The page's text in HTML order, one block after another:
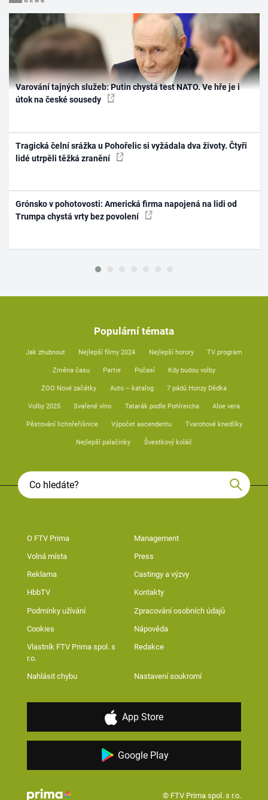
Varování tajných služeb: Putin chystá test NATO. Ve hře je i
útok na české sousedy
Tragická čelní srážka u Pohořelic si vyžádala dva životy. Čtyři
lidé utrpěli těžká zranění
Grónsko v pohotovosti: Americká firma napojená na lidi od
Trumpa chystá vrty bez povolení
Populární témata
Jak zhubnout Nejlepší filmy 2024 Nejlepší horory TV program
Změna času Partie Počasí Kdy budou volby
ZOO Nové začátky Auto – katalog 7 pádů Honzy Dědka
Volby 2025 Svařené víno Tatarák podle Pohlreicha Aloe vera
Pěstování lichořeřišnice Výpočet ascendentu Tvarohové knedlíky
Nejlepší palačinky Švestkový koláč
O FTV Prima Management
Volná místa Press
Reklama Castingy a výzvy
HbbTV Kontakty
Podmínky užívání Zpracování osobních údajů
Cookies Nápověda
Vlastník FTV Prima spol. s
r.o.
Redakce
Nahlásit chybu Nastavení soukromí
App Store
Google Play
© FTV Prima spol. s r.o.